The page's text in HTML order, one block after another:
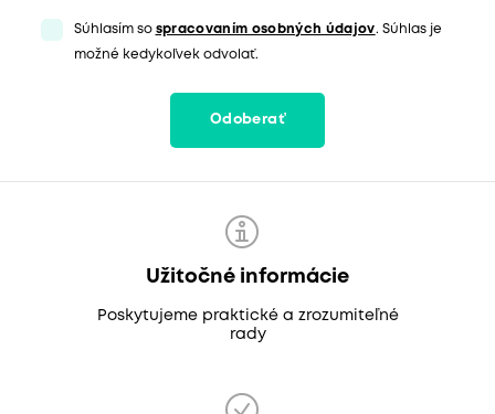
Súhlasím so spracovaním osobných údajov. Súhlas je
možné kedykoľvek odvolať.
Odoberať
Užitočné informácie
Poskytujeme praktické a zrozumiteľné
rady